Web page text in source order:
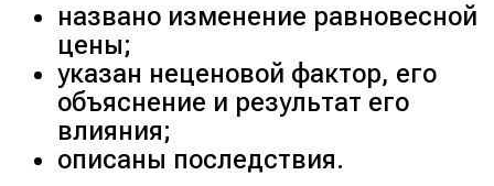
названо изменение равновесной
цены;
указан неценовой фактор, его
объяснение и результат его
влияния;
описаны последствия.